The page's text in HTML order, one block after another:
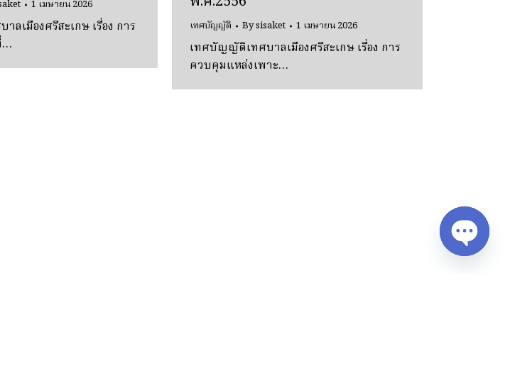
1 เมษายน 2026
เมืองศรีสะเกษ เรื่อง การ
…
เทศบัญญัติ Bysisaket 1 เมษายน 2026
เทศบัญญัติเทศบาลเมืองศรีสะเกษ เรื่อง การ
ควบคุมแหล่งเพาะ…